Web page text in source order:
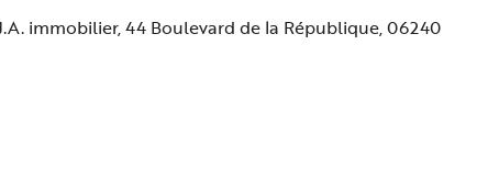
immobilier, 44 Boulevard de la République, 06240